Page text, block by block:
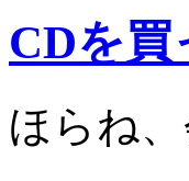
CDを
ほらね